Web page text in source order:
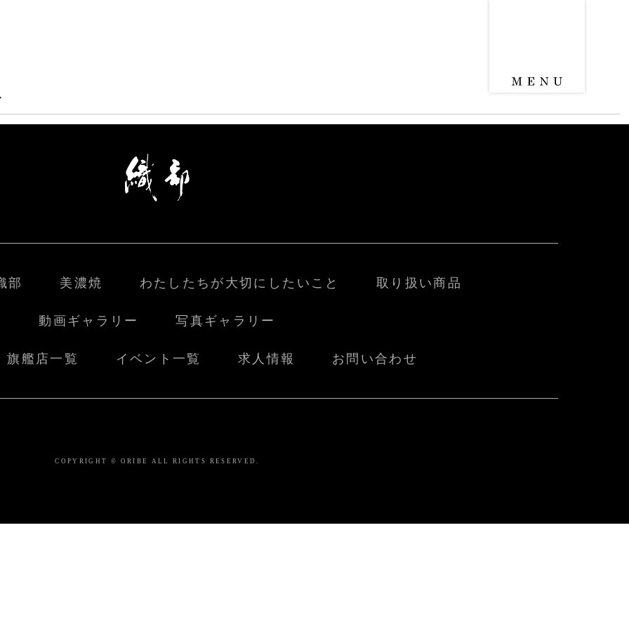
部 美濃焼 わたしたちが大切にしたいこと 取り扱い商品
動画ギャラリー 写真ギャラリー
旗艦店一覧 イベント一覧 求人情報 お問い合わせ
COPYRIGHT © ORIBE ALL RIGHTS RESERVED.